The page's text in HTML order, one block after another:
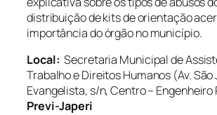
distribuição de kits de orientação
importância do órgão no município.
Local: Secretaria Municipal de
Trabalho e Direitos Humanos (Av. São
Evangelista, s/n, Centro – Engenheiro
Previ-Japeri